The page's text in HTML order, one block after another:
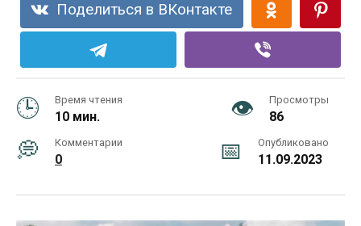
Поделиться в ВКонтакте
Время чтения
10 мин.
Просмотры
86
Комментарии
0
Опубликовано
11.09.2023